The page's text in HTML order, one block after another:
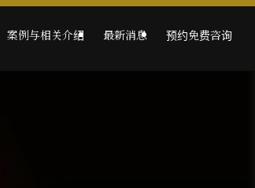
案例与相关介绍 最新消息 预约免费咨询